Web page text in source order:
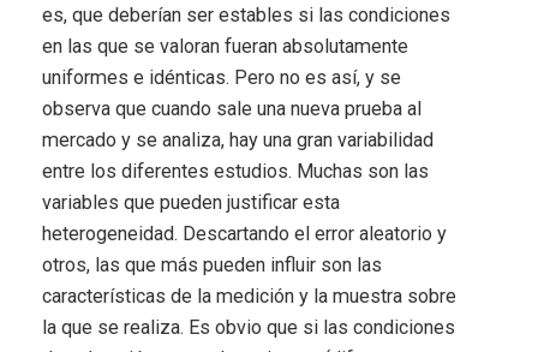
es, que deberían ser estables si las condiciones
en las que se valoran fueran absolutamente
uniformes e idénticas. Pero no es así, y se
observa que cuando sale una nueva prueba al
mercado y se analiza, hay una gran variabilidad
entre los diferentes estudios. Muchas son las
variables que pueden justificar esta
heterogeneidad. Descartando el error aleatorio y
otros, las que más pueden influir son las
características de la medición y la muestra sobre
la que se realiza. Es obvio que si las condiciones